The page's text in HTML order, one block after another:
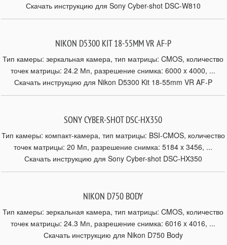
Скачать инструкцию для Sony Cyber-shot DSC-W810
NIKON D5300 KIT 18-55MM VR AF-P
Тип камеры: зеркальная камера, тип матрицы: CMOS, количество
точек матрицы: 24.2 Мп, разрешение снимка: 6000 x 4000, ...
Скачать инструкцию для Nikon D5300 Kit 18-55mm VR AF-P
SONY CYBER-SHOT DSC-HX350
Тип камеры: компакт-камера, тип матрицы: BSI-CMOS, количество
точек матрицы: 20 Мп, разрешение снимка: 5184 x 3456, ...
Скачать инструкцию для Sony Cyber-shot DSC-HX350
NIKON D750 BODY
Тип камеры: зеркальная камера, тип матрицы: CMOS, количество
точек матрицы: 24.3 Мп, разрешение снимка: 6016 x 4016, ...
Скачать инструкцию для Nikon D750 Body